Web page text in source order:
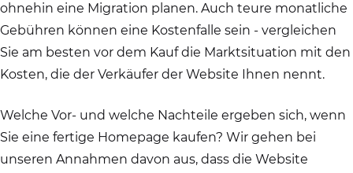
ohnehin eine Migration planen. Auch teure monatliche
Gebühren können eine Kostenfalle sein - vergleichen
Sie am besten vor dem Kauf die Marktsituation mit den
Kosten, die der Verkäufer der Website Ihnen nennt.
Welche Vor- und welche Nachteile ergeben sich, wenn
Sie eine fertige Homepage kaufen? Wir gehen bei
unseren Annahmen davon aus, dass die Website